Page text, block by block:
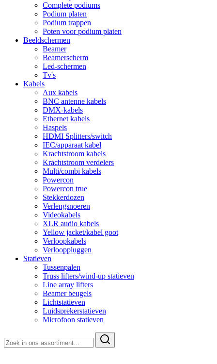
Complete podiums
Podium platen
Podium trappen
Poten voor podium platen
Beeldschermen
Beamer
Beamerscherm
Led-schermen
Tv's
Kabels
Aux kabels
BNC antenne kabels
DMX-kabels
Ethernet kabels
Haspels
HDMI Splitters/switch
IEC/apparaat kabel
Krachtstroom kabels
Krachtstroom verdelers
Multi/combi kabels
Powercon
Powercon true
Stekkerdozen
Verlengsnoeren
Videokabels
XLR audio kabels
Yellow jacket/kabel goot
Verloopkabels
Verlooppluggen
Statieven
Tussenpalen
Truss lifters/wind-up statieven
Line array lifters
Beamer beugels
Lichtstatieven
Luidsprekerstatieven
Microfoon statieven
naar: